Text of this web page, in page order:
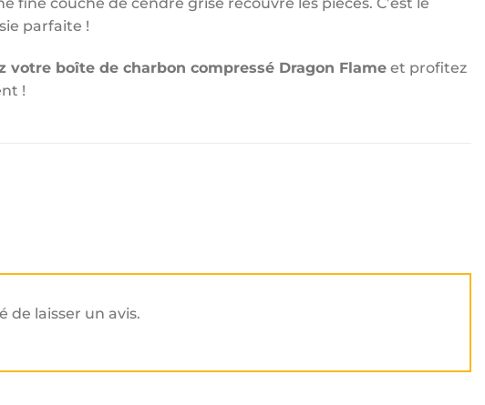
parfaite !
votre boîte de charbon compressé Dragon Flame et profitez
!
de laisser un avis.